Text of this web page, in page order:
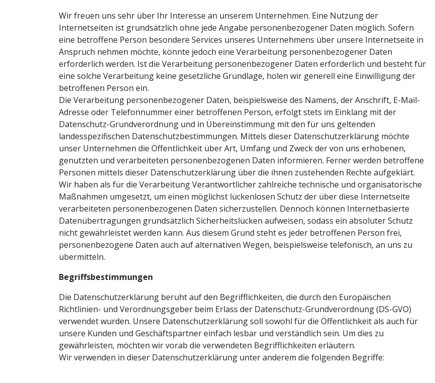
Wir freuen uns sehr über Ihr Interesse an unserem Unternehmen. Eine Nutzung der
Internetseiten ist grundsätzlich ohne jede Angabe personenbezogener Daten möglich. Sofern
eine betroffene Person besondere Services unseres Unternehmens über unsere Internetseite in
Anspruch nehmen möchte, könnte jedoch eine Verarbeitung personenbezogener Daten
erforderlich werden. Ist die Verarbeitung personenbezogener Daten erforderlich und besteht für
eine solche Verarbeitung keine gesetzliche Grundlage, holen wir generell eine Einwilligung der
betroffenen Person ein.
Die Verarbeitung personenbezogener Daten, beispielsweise des Namens, der Anschrift, E-Mail-
Adresse oder Telefonnummer einer betroffenen Person, erfolgt stets im Einklang mit der
Datenschutz-Grundverordnung und in Übereinstimmung mit den für uns geltenden
landesspezifischen Datenschutzbestimmungen. Mittels dieser Datenschutzerklärung möchte
unser Unternehmen die Öffentlichkeit über Art, Umfang und Zweck der von uns erhobenen,
genutzten und verarbeiteten personenbezogenen Daten informieren. Ferner werden betroffene
Personen mittels dieser Datenschutzerklärung über die ihnen zustehenden Rechte aufgeklärt.
Wir haben als für die Verarbeitung Verantwortlicher zahlreiche technische und organisatorische
Maßnahmen umgesetzt, um einen möglichst lückenlosen Schutz der über diese Internetseite
verarbeiteten personenbezogenen Daten sicherzustellen. Dennoch können Internetbasierte
Datenübertragungen grundsätzlich Sicherheitslücken aufweisen, sodass ein absoluter Schutz
nicht gewährleistet werden kann. Aus diesem Grund steht es jeder betroffenen Person frei,
personenbezogene Daten auch auf alternativen Wegen, beispielsweise telefonisch, an uns zu
übermitteln.
Begriffsbestimmungen
Die Datenschutzerklärung beruht auf den Begrifflichkeiten, die durch den Europäischen
Richtlinien- und Verordnungsgeber beim Erlass der Datenschutz-Grundverordnung (DS-GVO)
verwendet wurden. Unsere Datenschutzerklärung soll sowohl für die Öffentlichkeit als auch für
unsere Kunden und Geschäftspartner einfach lesbar und verständlich sein. Um dies zu
gewährleisten, möchten wir vorab die verwendeten Begrifflichkeiten erläutern.
Wir verwenden in dieser Datenschutzerklärung unter anderem die folgenden Begriffe: